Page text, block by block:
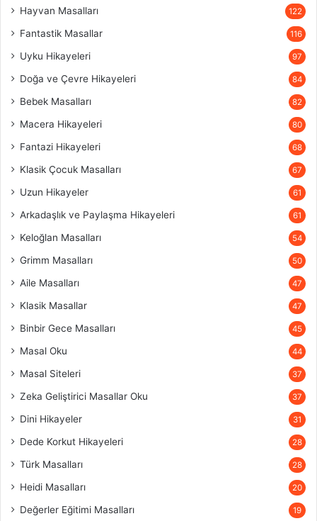
Hayvan Masalları 122
Fantastik Masallar 116
Uyku Hikayeleri 97
Doğa ve Çevre Hikayeleri 84
Bebek Masalları 82
Macera Hikayeleri 80
Fantazi Hikayeleri 68
Klasik Çocuk Masalları 67
Uzun Hikayeler 61
Arkadaşlık ve Paylaşma Hikayeleri 61
Keloğlan Masalları 54
Grimm Masalları 50
Aile Masalları 47
Klasik Masallar 47
Binbir Gece Masalları 45
Masal Oku 44
Masal Siteleri 37
Zeka Geliştirici Masallar Oku 37
Dini Hikayeler 31
Dede Korkut Hikayeleri 28
Türk Masalları 28
Heidi Masalları 20
Değerler Eğitimi Masalları 19